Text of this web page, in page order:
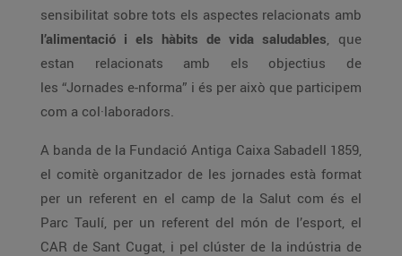
sensibilitat sobre tots els aspectes relacionats amb
l’alimentació i els hàbits de vida saludables, que
estan relacionats amb els objectius de
les “Jornades e-nforma” i és per això que participem
com a col·laboradors.
A banda de la Fundació Antiga Caixa Sabadell 1859,
el comitè organitzador de les jornades està format
per un referent en el camp de la Salut com és el
Parc Taulí, per un referent del món de l’esport, el
CAR de Sant Cugat, i pel clúster de la indústria de